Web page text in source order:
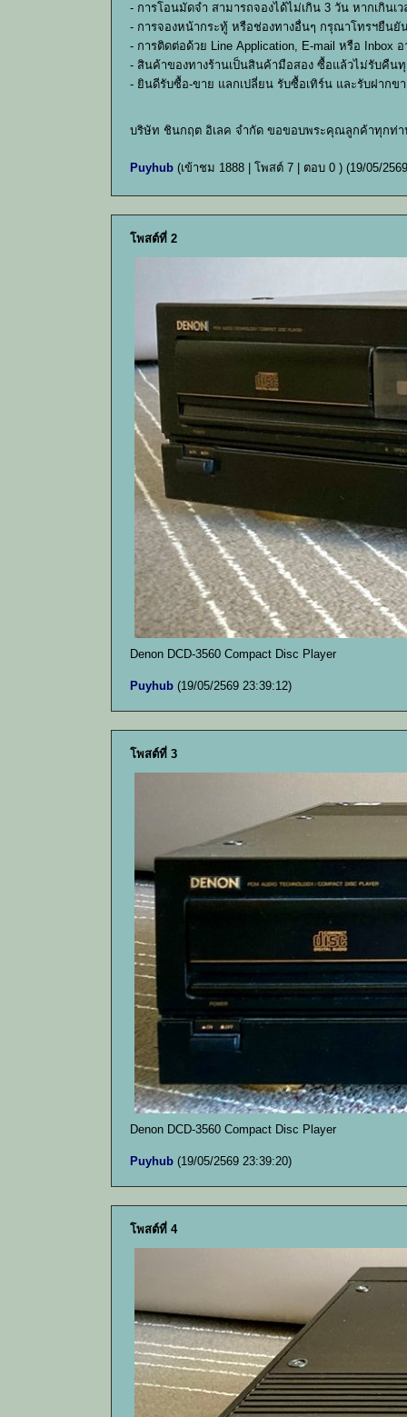
- การโอนมัดจำ สามารถจองได้ไม่เกิน 3 วัน หากเกินเ
- การจองหน้ากระทู้ หรือช่องทางอื่นๆ กรุณาโทรฯยืนยั
- การติดต่อด้วย Line Application, E-mail หรือ Inbox
- สินค้าของทางร้านเป็นสินค้ามือสอง ซื้อแล้วไม่รับคื
- ยินดีรับซื้อ-ขาย แลกเปลี่ยน รับซื้อเทิร์น และรับฝากข
บริษัท ชินกฤต อิเลค จำกัด ขอขอบพระคุณลูกค้าทุกท่า
Puyhub(เข้าชม 1888 | โพสต์ 7 | ตอบ 0 ) (19/05/
โพสต์ที่ 2
Denon DCD-3560 Compact Disc Player
Puyhub (19/05/2569 23:39:12)
โพสต์ที่ 3
Denon DCD-3560 Compact Disc Player
Puyhub (19/05/2569 23:39:20)
โพสต์ที่ 4